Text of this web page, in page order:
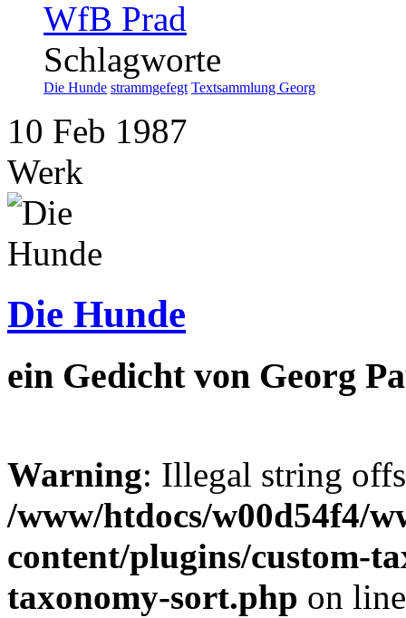
WfB Prad
Schlagworte
Die Hunde strammgefegt Textsammlung Georg
10 Feb 1987
Werk
Die Hunde
ein Gedicht von Georg
Warning: Illegal string
/www/htdocs/w00d54f4/
content/plugins/custom-
taxonomy-sort.php on